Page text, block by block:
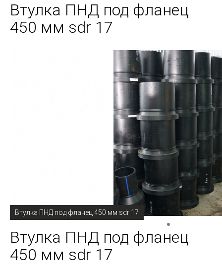
Втулка ПНД под фланец
450 мм sdr 17
Втулка ПНД под фланец 450 мм sdr 17
Втулка ПНД под фланец
450 мм sdr 17